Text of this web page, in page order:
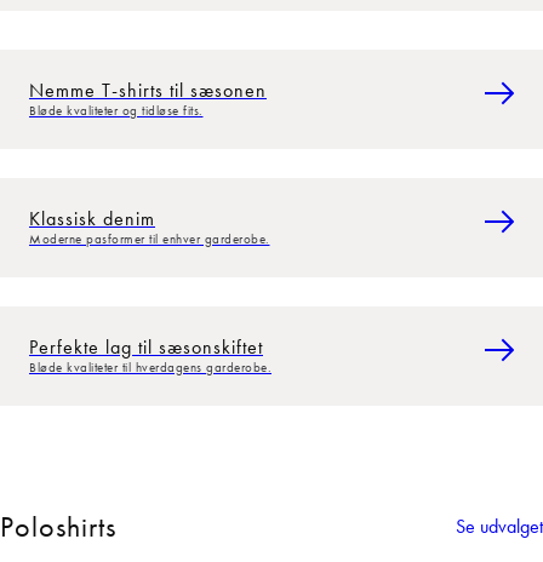
Nemme T-shirts til sæsonen
Bløde kvaliteter og tidløse fits.
Klassisk denim
Moderne pasformer til enhver garderobe.
Perfekte lag til sæsonskiftet
Bløde kvaliteter til hverdagens garderobe.
Poloshirts Se udvalget